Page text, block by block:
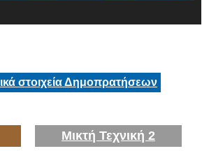
στοιχεία Δημοπρατήσεων
Μικτή Τεχνική 2